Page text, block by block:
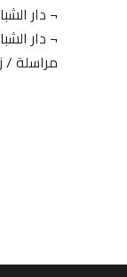
¬ دار
¬ دار
مراسلة /